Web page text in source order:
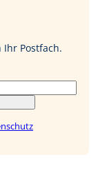
Ihr Postfach.